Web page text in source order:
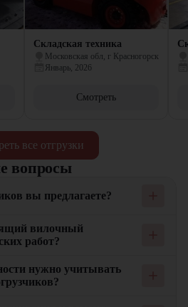
все отгрузки
Складская техника
Московская обл, г Красногорск
Январь, 2026
Смотреть
вопросы
вы предлагаете?
виды техники. Наши
различных задач на
погрузчика обладает
которые делают его
вилочный
работ?
высоту подъема и
погрузчики с
нужно учитывать